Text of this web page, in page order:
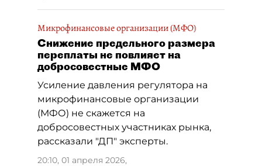
Микрофинансовые организации (МФО)
Снижение предельного размера
переплаты не повлияет на
добросовестные МФО
Усиление давления регулятора на
микрофинансовые организации
(МФО) не скажется на
добросовестных участниках рынка,
рассказали "ДП" эксперты.
20:10, 01 апреля 2026,